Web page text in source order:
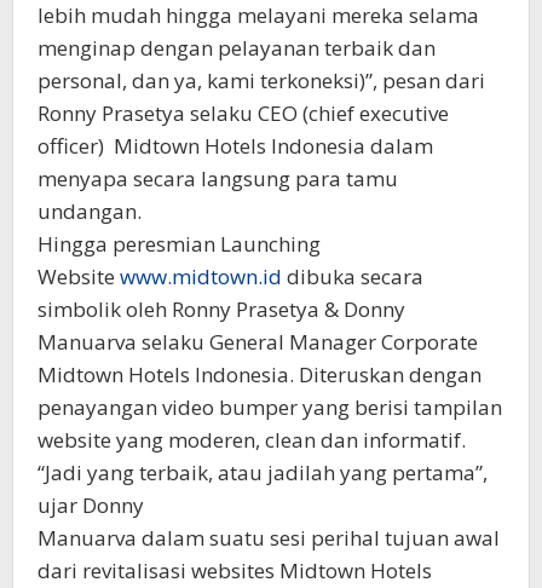
lebih mudah hingga melayani mereka selama
menginap dengan pelayanan terbaik dan
personal, dan ya, kami terkoneksi)”, pesan dari
Ronny Prasetya selaku CEO (chief executive
officer) Midtown Hotels Indonesia dalam
menyapa secara langsung para tamu
undangan.
Hingga peresmian Launching
Website www.midtown.id dibuka secara
simbolik oleh Ronny Prasetya & Donny
Manuarva selaku General Manager Corporate
Midtown Hotels Indonesia. Diteruskan dengan
penayangan video bumper yang berisi tampilan
website yang moderen, clean dan informatif.
“Jadi yang terbaik, atau jadilah yang pertama”,
ujar Donny
Manuarva dalam suatu sesi perihal tujuan awal
dari revitalisasi websites Midtown Hotels